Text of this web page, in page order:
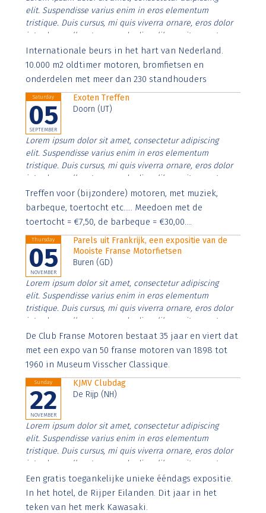
elit. Suspendisse varius enim in eros elementum
tristique. Duis cursus, mi quis viverra ornare, eros dolor
interdum nulla, ut commodo diam libero vitae erat.
Aenean faucibus nibh et justo cursus id rutrum lorem
imperdiet. Nunc ut sem vitae risus tristique posuere.
Internationale beurs in het hart van Nederland.
10.000 m2 oldtimer motoren, bromfietsen en
onderdelen met meer dan 230 standhouders
Saturday
05
SEPTEMBER
Exoten Treffen
Doorn (UT)
Lorem ipsum dolor sit amet, consectetur adipiscing
elit. Suspendisse varius enim in eros elementum
tristique. Duis cursus, mi quis viverra ornare, eros dolor
interdum nulla, ut commodo diam libero vitae erat.
Aenean faucibus nibh et justo cursus id rutrum lorem
imperdiet. Nunc ut sem vitae risus tristique posuere.
Treffen voor (bijzondere) motoren, met muziek,
barbeque, toertocht etc..... Meedoen met de
toertocht = €7,50, de barbeque = €30,00....
Thursday
05
NOVEMBER
Parels uit Frankrijk, een expositie van de
Mooiste Franse Motorfietsen
Buren (GD)
Lorem ipsum dolor sit amet, consectetur adipiscing
elit. Suspendisse varius enim in eros elementum
tristique. Duis cursus, mi quis viverra ornare, eros dolor
interdum nulla, ut commodo diam libero vitae erat.
Aenean faucibus nibh et justo cursus id rutrum lorem
imperdiet. Nunc ut sem vitae risus tristique posuere.
De Club Franse Motoren bestaat 35 jaar en viert dat
met een expo van 50 franse motoren van 1898 tot
1960 in Museum Visscher Classique.
Sunday
22
NOVEMBER
KJMV Clubdag
De Rijp (NH)
Lorem ipsum dolor sit amet, consectetur adipiscing
elit. Suspendisse varius enim in eros elementum
tristique. Duis cursus, mi quis viverra ornare, eros dolor
interdum nulla, ut commodo diam libero vitae erat.
Aenean faucibus nibh et justo cursus id rutrum lorem
imperdiet. Nunc ut sem vitae risus tristique posuere.
Een gratis toegankelijke unieke ééndags expositie.
In het hotel, de Rijper Eilanden. Dit jaar in het
teken van het merk Kawasaki.